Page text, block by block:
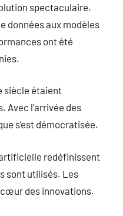
spectaculaire.
données aux modèles
ont été
siècle étaient
Avec l’arrivée des
s’est démocratisée.
redéfinissent
sont utilisés. Les
des innovations.